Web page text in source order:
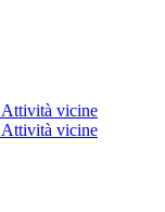
Attività vicine
Attività vicine